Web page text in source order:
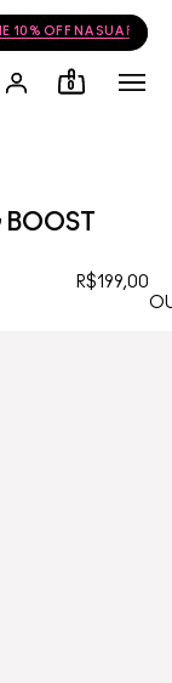
10% OFF NA SUA
0
R$199,00